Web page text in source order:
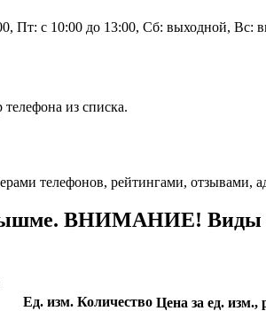
Пт: с 10:00 до 13:00, Сб: выходной, Вс:
из списка.
телефонов, рейтингами, отзывами,
ВНИМАНИЕ! Виды
Ед. изм. Количество Цена за ед. изм.,